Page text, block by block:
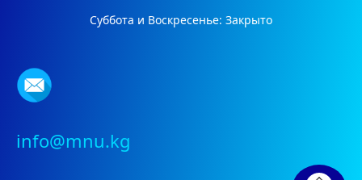
Суббота и Воскресенье: Закрыто
info@mnu.kg